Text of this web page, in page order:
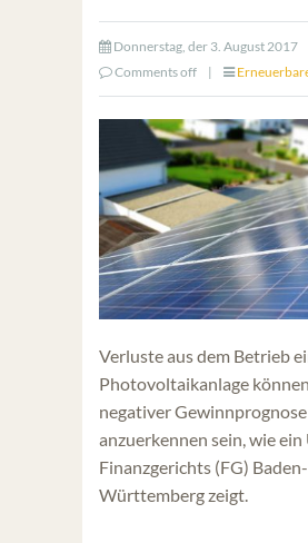
Donnerstag, der 3. August 2017
Comments off
|
Verluste aus dem Betrieb
Photovoltaikanlage
negativer
anzuerkennen sein, wie
Finanzgerichts (FG) Baden-
Württemberg zeigt.